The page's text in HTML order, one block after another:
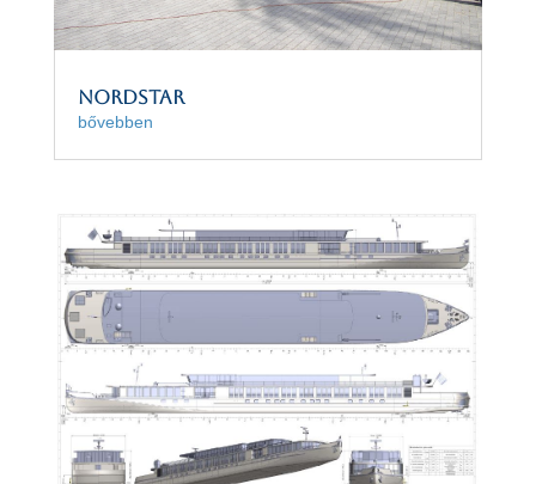
NordStar
bővebben